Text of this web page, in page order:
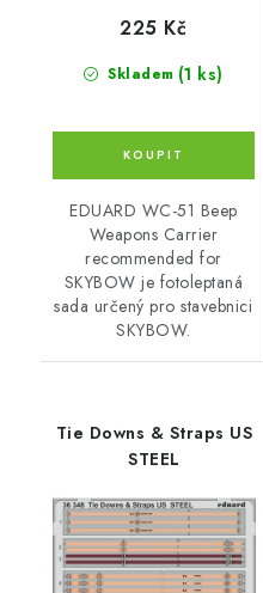
Skladem (1 ks)
225 Kč
EDUARD WC-51 Beep
Weapons Carrier
recommended for
SKYBOW je fotoleptaná
sada určený pro stavebnici
SKYBOW.
Tie Downs & Straps US
STEEL